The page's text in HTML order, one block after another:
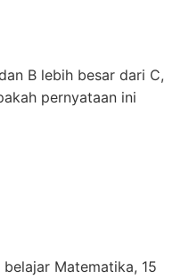
B lebih besar dari C,
pernyataan ini
Matematika, 15